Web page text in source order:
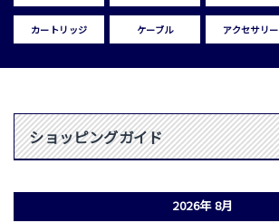
カートリッジ ケーブル アクセサリー
ショッピングガイド
2026年 8月